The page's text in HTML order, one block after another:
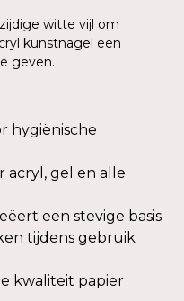
witte vijl om
kunstnagel een
geven.
hygiënische
acryl, gel en alle
een stevige basis
tijdens gebruik
kwaliteit papier